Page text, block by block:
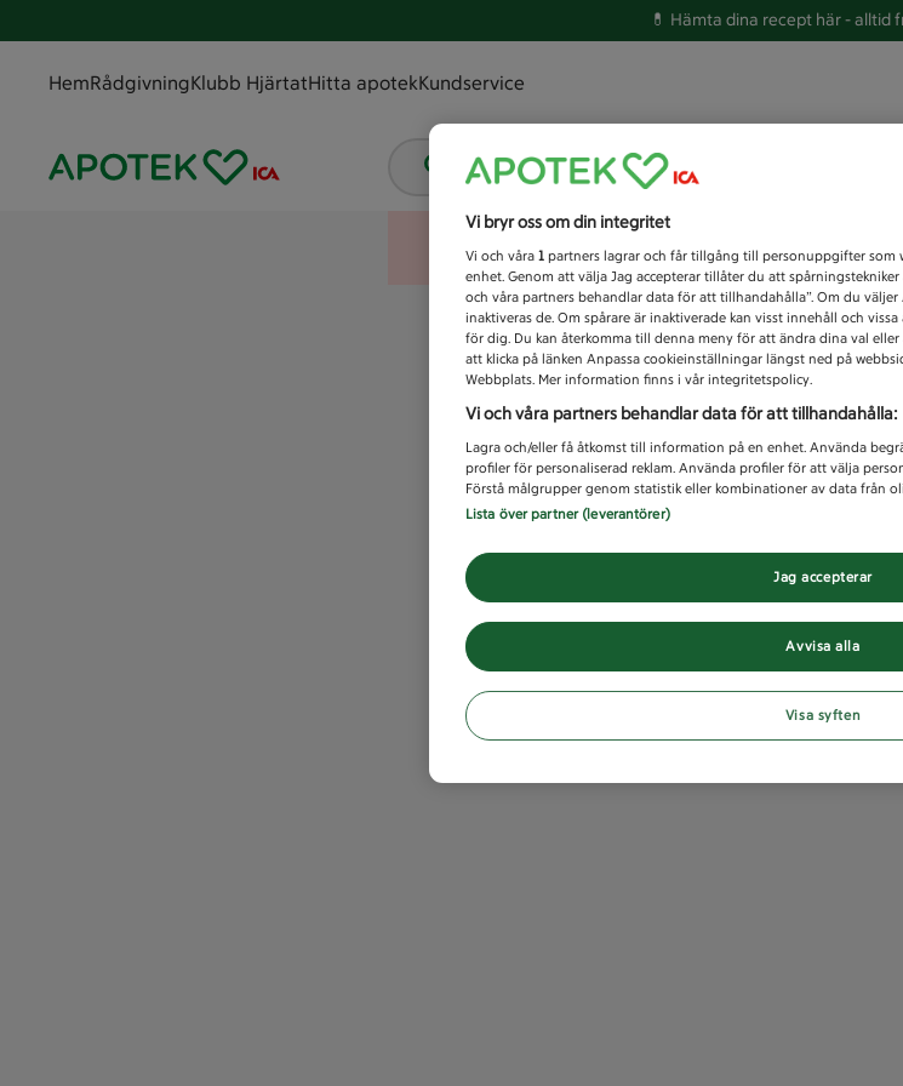
💊 Hämta dina recept här -alltid
HemRådgivningKlubb HjärtatHitta apotekKundservice
Vad letar du efter idag?
Vi bryr oss om din integritet
Vi och våra 1 partners lagrar och får tillgång till personuppgifter som
enhet. Genom att välja Jag accepterar tillåter du att
och våra partners behandlar data för att tillhandahålla”. Om du
inaktiveras de. Om spårare är inaktiverade kan visst innehåll och
för dig. Du kan återkomma till denna meny för att ändra dina val
att klicka på länken Anpassa cookieinställningar längst ned på
Webbplats. Mer information finns i vår integritetspolicy.
Vi och våra partners behandlar data för att tillhandahålla:
Lagra och/eller få åtkomst till information på en enhet. Använda
profiler för personaliserad reklam. Använda profiler för att välja
Förstå målgrupper genom statistik eller kombinationer av data från
Lista över partner (leverantörer)
Avvisa alla
Jag accepterar
Visa syften